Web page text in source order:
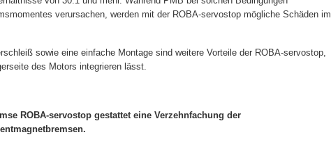
verursachen, werden mit der ROBA-servostop mögliche Schäden im
sowie eine einfache Montage sind weitere Vorteile der ROBA-servostop,
des Motors integrieren lässt.
ROBA-servostop gestattet eine Verzehnfachung der